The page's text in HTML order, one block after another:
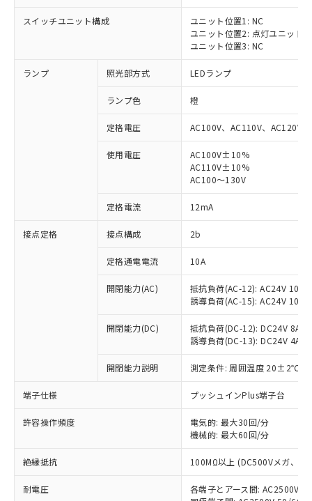
スイッチユニット構成
ユニット位置1: NC
ユニット位置2: 点灯ユニット
ユニット位置3: NC
ランプ 照光部方式 LEDランプ
ランプ色 橙
定格電圧 AC100V、AC110V、AC120V
使用電圧
AC100V±10%
AC110V±10%
AC100～130V
定格電流 12mA
接点定格 接点構成 2b
定格通電電流 10A
開閉能力(AC)
抵抗負荷(AC-12): AC24V 10A/
誘導負荷(AC-15): AC24V
開閉能力(DC)
抵抗負荷(DC-12): DC24V 8A/
誘導負荷(DC-13): DC24V 4A/
開閉能力説明 測定条件: 周囲温度 20±2℃、
端子仕様 プッシュインPlus端子台
許容操作頻度
電気的: 最大30回/分
機械的: 最大60回/分
絶縁抵抗 100MΩ以上 (DC500Vメガ、点
耐電圧
各端子とアース間: AC2500V
ご利用条件
以下の条件をお読みいただき、同意のうえ
本サービスは、当社制御機器事業取扱
商品の当社在庫状況および標準価格
(税抜)を提供させていただくもので
当社制御機器事業取扱商品の中には、
本サービスの対象外となる商品もある
ことをご了承ください。
在庫状況および標準価格照会結果は、
記載している更新日時点での社内デー
タに基づき作成されるものであり、閲
準価格とは異なる場合があることをご
対応済み：EU RoHS指令（10物質）の
非含有に対応した製品が提供可能な商品で
対応予定：EU RoHS指令（10物質）の非含
有に対応した製品に切り替える予定のある
対応予定なし：EU RoHS指令（10物質）の
非含有に非対応の商品で、対応品を出す予
調査・確認中：EU RoHS指令（10物質）の
非含有の対応状況を調査中または確認中の
非該当品：ライセンス料など無形物で、有
害物質有無と関係のない商品です。
仕入先様の事情により、非含有部品として
いたものが、含有品と判明した場合などや
むを得ず変更することがあります。
*EU RoHS指令（10物質）：
鉛(Pb) 1000ppm以下、 水銀(Hg) 1000ppm以下、 カド
六価クロム(Cr(Ⅵ)) 1000ppm以下、ポリ臭化ビフェニル
「○」：最大均質材料含有率が中国RoHSの
基準値以下であることを示します。
「×」：最大均質材料含有率が中国RoHSの
基準値を超えていることを示します。
「－」：未確認です。当社販売部門へお問
当社は、これら貴社製品のうち、外国
為替および外国貿易法に定める商品
（以下｢規制貨物等」という）を輸出
または国外への提供する場合は、日本
国政府の輸出許可(または役務取引許
可)を取得するなどの必要な手続きを